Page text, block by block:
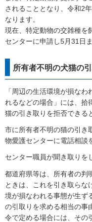
されることとなり、令和2
なります。
現在、特定動物の交雑種を
センターに申請し5月31日
所有者不明の犬猫の
「周辺の生活環境が損な
れるなどの場合」には、拾
猫の引き取りを拒否できる
市に所有者不明の猫の引き
物愛護センターに電話相談
センター職員が聞き取りを
都道府県等は、所有者の判
ときは、これを引き取らな
境が損なわれる事態が生ず
の引取りを求める相当の事
令で定める場合には、その